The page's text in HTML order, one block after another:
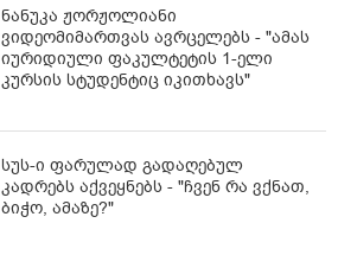
ნანუკა ჟორჟოლიანი
ვიდეომიმართვას ავრცელებს - "ამას
იურიდიული ფაკულტეტის 1-ელი
კურსის სტუდენტიც იკითხავს"
სუს-ი ფარულად გადაღებულ
კადრებს აქვეყნებს - "ჩვენ რა ვქნათ,
ბიჭო, ამაზე?"